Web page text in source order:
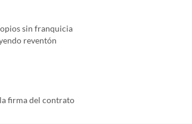
sin franquicia
reventón
firma del contrato